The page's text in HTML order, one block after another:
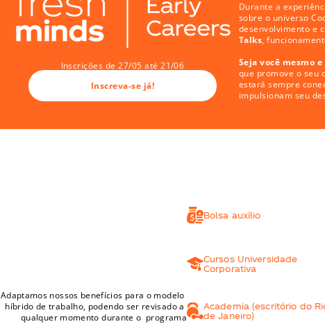
Inscrições de 27/05 até 21/06
Inscreva-se já!
Durante a
sobre o universo
desenvolvimento e
Talks,
Seja você mesmo
que promove o seu
estará sempre
impulsionam seu
Adaptamos nossos benefícios para o modelo
híbrido de trabalho, podendo ser revisado a
qualquer momento durante o  programa
Bolsa auxílio
Cursos Universidade
Corporativa
Academia (escritório do
de Janeiro)